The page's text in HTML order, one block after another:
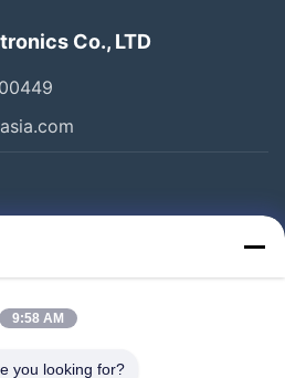
Co., LTD
9:58 AM
you looking for?